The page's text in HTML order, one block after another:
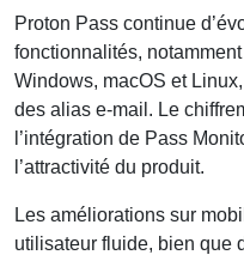
Proton Pass continue
fonctionnalités,
Windows, macOS et
des alias e-mail. Le
l’intégration de Pass
l’attractivité du produit.
Les améliorations sur
utilisateur fluide, bien que